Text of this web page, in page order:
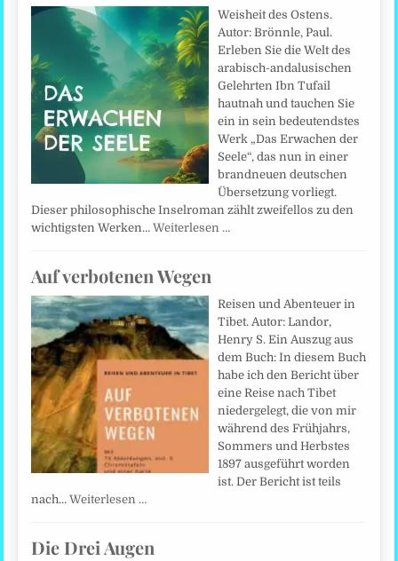
Weisheit des Ostens.
Autor: Brönnle, Paul.
Erleben Sie die Welt des
arabisch-andalusischen
Gelehrten Ibn Tufail
hautnah und tauchen Sie
ein in sein bedeutendstes
Werk „Das Erwachen der
Seele“, das nun in einer
brandneuen deutschen
Übersetzung vorliegt.
Dieser philosophische Inselroman zählt zweifellos zu den
wichtigsten Werken…Weiterlesen …
Auf verbotenen Wegen
Reisen und Abenteuer in
Tibet. Autor: Landor,
Henry S. Ein Auszug aus
dem Buch: In diesem Buch
habe ich den Bericht über
eine Reise nach Tibet
niedergelegt, die von mir
während des Frühjahrs,
Sommers und Herbstes
1897 ausgeführt worden
ist. Der Bericht ist teils
nach…Weiterlesen …
Die Drei Augen